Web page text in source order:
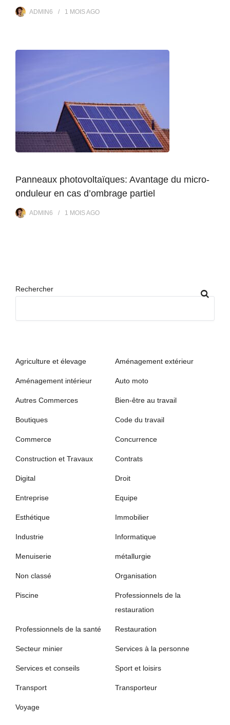
ADMIN6 1 MOISAGO
Panneaux photovoltaïques: Avantage du micro-
onduleur en cas d’ombrage partiel
ADMIN6 1 MOISAGO
Rechercher
Agriculture et élevage Aménagement extérieur
Aménagement intérieur Auto moto
Autres Commerces Bien-être au travail
Boutiques Code du travail
Commerce Concurrence
Construction et Travaux Contrats
Digital Droit
Entreprise Equipe
Esthétique Immobilier
Industrie Informatique
Menuiserie métallurgie
Non classé Organisation
Piscine
Professionnels de la
restauration
Professionnels de la santé Restauration
Secteur minier Services à la personne
Services et conseils Sport et loisirs
Transport Transporteur
Voyage